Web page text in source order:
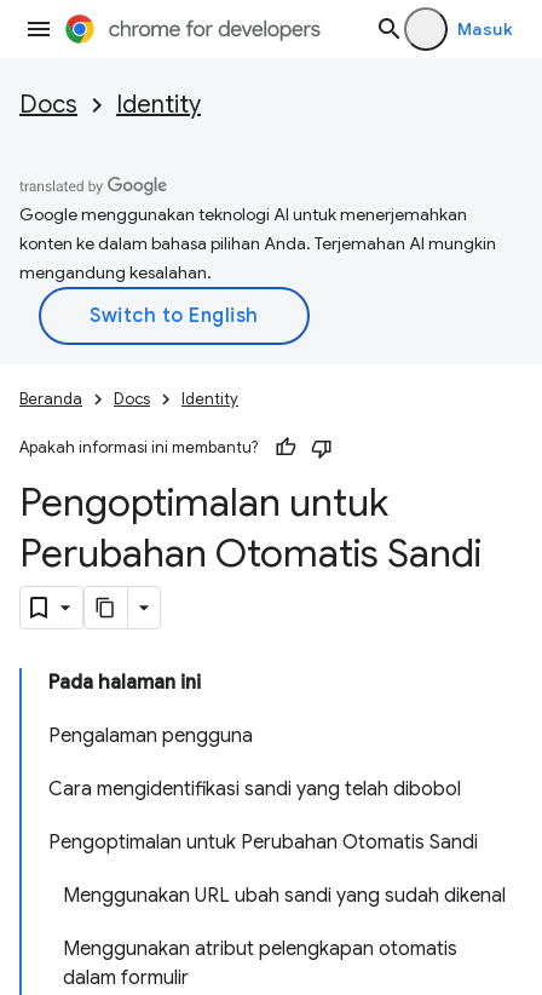
Masuk
Docs Identity
Google menggunakan teknologi AI untuk menerjemahkan
konten ke dalam bahasa pilihan Anda. Terjemahan AI mungkin
mengandung kesalahan.
Beranda Docs Identity
Apakah informasi ini membantu?
Pengoptimalan untuk
Perubahan Otomatis Sandi
Pada halaman ini
Pengalaman pengguna
Cara mengidentifikasi sandi yang telah dibobol
Pengoptimalan untuk Perubahan Otomatis Sandi
Menggunakan URL ubah sandi yang sudah dikenal
Menggunakan atribut pelengkapan otomatis
dalam formulir